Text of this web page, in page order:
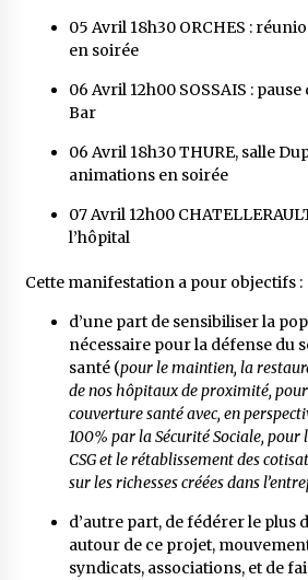
05 Avril 18h30 ORCHES :
en soirée
06 Avril 12h00 SOSSAIS :
Bar
06 Avril 18h30 THURE, salle
animations en soirée
07 Avril 12h00
l’hôpital
Cette manifestation a pour objectifs :
d’une part de sensibiliser la
nécessaire pour la défense du
santé (pour le maintien, la
de nos hôpitaux de proximité,
couverture santé avec, en
100% par la Sécurité Sociale, pour
CSG et le rétablissement des
sur les richesses créées dans
d’autre part, de fédérer le plus
autour de ce projet,
syndicats, associations, et de